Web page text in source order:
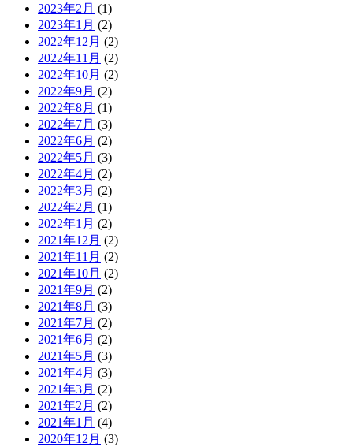
2023年2月 (1)
2023年1月 (2)
2022年12月 (2)
2022年11月 (2)
2022年10月 (2)
2022年9月 (2)
2022年8月 (1)
2022年7月 (3)
2022年6月 (2)
2022年5月 (3)
2022年4月 (2)
2022年3月 (2)
2022年2月 (1)
2022年1月 (2)
2021年12月 (2)
2021年11月 (2)
2021年10月 (2)
2021年9月 (2)
2021年8月 (3)
2021年7月 (2)
2021年6月 (2)
2021年5月 (3)
2021年4月 (3)
2021年3月 (2)
2021年2月 (2)
2021年1月 (4)
2020年12月 (3)